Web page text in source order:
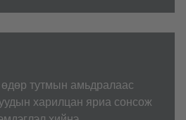
тутмын амьдралаас
харилцан яриа сонсож